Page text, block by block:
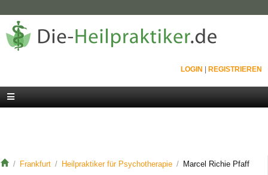
LOGIN REGISTRIEREN
Frankfurt Heilpraktiker für Psychotherapie Marcel Richie Pfaff